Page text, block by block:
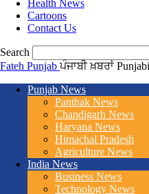
Health News
Cartoons
Contact Us
Search
Fateh Punjab ਪੰਜਾਬੀ ਖ਼ਬਰਾਂ
Punjab News
Panthak News
Chandigarh News
Haryana News
Himachal Pradesh
Agriculture News
India News
Business News
Technology News